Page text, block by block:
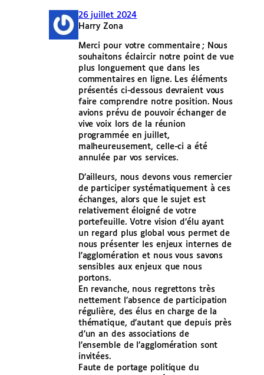
26 juillet 2024
Harry Zona
Merci pour votre commentaire ; Nous
souhaitons éclaircir notre point de vue
plus longuement que dans les
commentaires en ligne. Les éléments
présentés ci-dessous devraient vous
faire comprendre notre position. Nous
avions prévu de pouvoir échanger de
vive voix lors de la réunion
programmée en juillet,
malheureusement, celle-ci a été
annulée par vos services.
D’ailleurs, nous devons vous remercier
de participer systématiquement à ces
échanges, alors que le sujet est
relativement éloigné de votre
portefeuille. Votre vision d’élu ayant
un regard plus global vous permet de
nous présenter les enjeux internes de
l’agglomération et nous vous savons
sensibles aux enjeux que nous
portons.
En revanche, nous regrettons très
nettement l’absence de participation
régulière, des élus en charge de la
thématique, d’autant que depuis près
d’un an des associations de
l’ensemble de l’agglomération sont
invitées.
Faute de portage politique du